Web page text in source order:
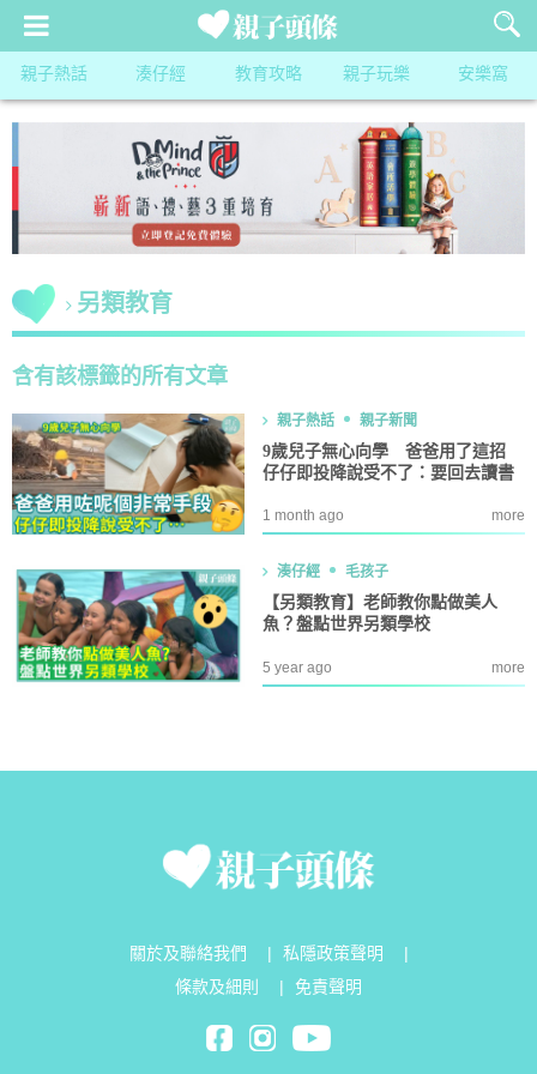
親子熱話 湊仔經 教育攻略 親子玩樂 安樂窩
另類教育
含有該標籤的所有文章
親子熱話 親子新聞
9歲兒子無心向學 爸爸用了這招
仔仔即投降說受不了：要回去讀書
1 month ago more
湊仔經 毛孩子
【另類教育】老師教你點做美人
魚？盤點世界另類學校
5 year ago more
關於及聯絡我們 私隱政策聲明
條款及細則
免責聲明